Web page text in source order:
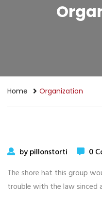
Home Organization
by pillonstorti
0
The shore hat this group
trouble with the law sinced